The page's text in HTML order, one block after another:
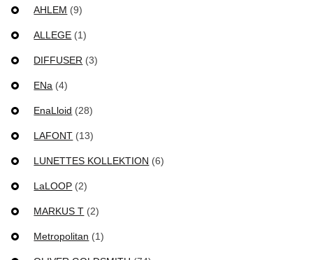
AHLEM (9)
ALLEGE (1)
DIFFUSER (3)
ENa (4)
EnaLloid (28)
LAFONT (13)
LUNETTES KOLLEKTION (6)
LaLOOP (2)
MARKUS T (2)
Metropolitan (1)